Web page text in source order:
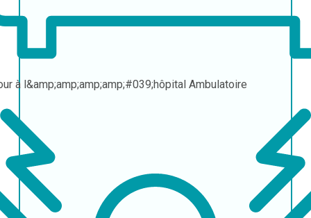
à l&amp;amp;amp;amp;#039;hôpital Ambulatoire